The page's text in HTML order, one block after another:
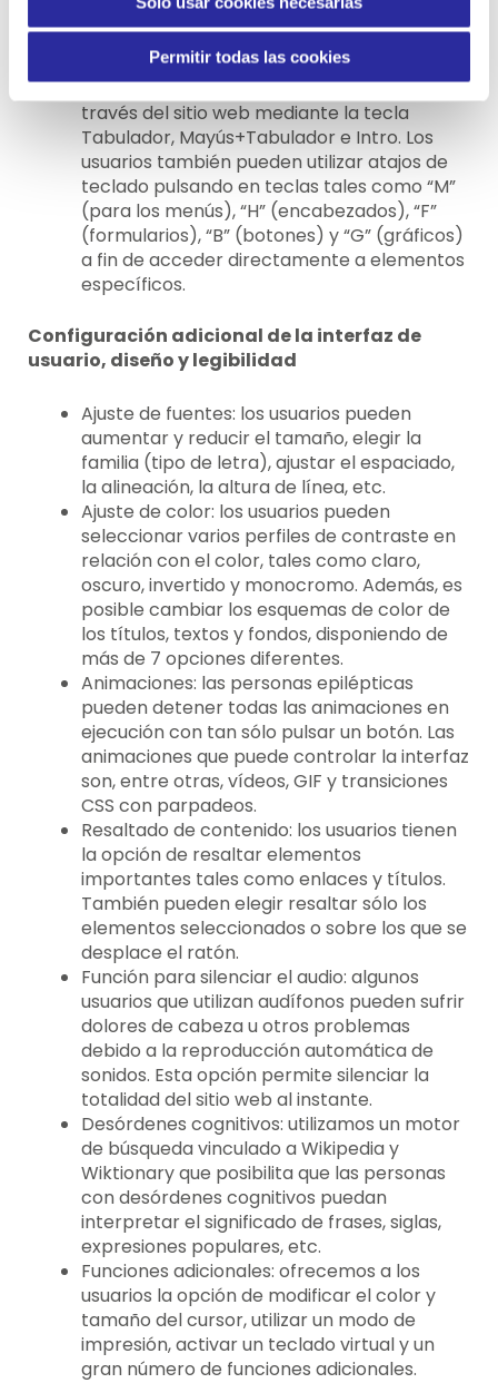
Permitir todas las cookies
Perfil de navegación para teclado
(personas con discapacidades motrices):
este perfil permite a las personas que
sufren discapacidades motrices navegar a
través del sitio web mediante la tecla
Tabulador, Mayús+Tabulador e Intro. Los
usuarios también pueden utilizar atajos de
teclado pulsando en teclas tales como “M”
(para los menús), “H” (encabezados), “F”
(formularios), “B” (botones) y “G” (gráficos)
a fin de acceder directamente a elementos
específicos.
Configuración adicional de la interfaz de
usuario, diseño y legibilidad
Ajuste de fuentes: los usuarios pueden
aumentar y reducir el tamaño, elegir la
familia (tipo de letra), ajustar el espaciado,
la alineación, la altura de línea, etc.
Ajuste de color: los usuarios pueden
seleccionar varios perfiles de contraste en
relación con el color, tales como claro,
oscuro, invertido y monocromo. Además, es
posible cambiar los esquemas de color de
los títulos, textos y fondos, disponiendo de
más de 7 opciones diferentes.
Animaciones: las personas epilépticas
pueden detener todas las animaciones en
ejecución con tan sólo pulsar un botón. Las
animaciones que puede controlar la interfaz
son, entre otras, vídeos, GIF y transiciones
CSS con parpadeos.
Resaltado de contenido: los usuarios tienen
la opción de resaltar elementos
importantes tales como enlaces y títulos.
También pueden elegir resaltar sólo los
elementos seleccionados o sobre los que se
desplace el ratón.
Función para silenciar el audio: algunos
usuarios que utilizan audífonos pueden sufrir
dolores de cabeza u otros problemas
debido a la reproducción automática de
sonidos. Esta opción permite silenciar la
totalidad del sitio web al instante.
Desórdenes cognitivos: utilizamos un motor
de búsqueda vinculado a Wikipedia y
Wiktionary que posibilita que las personas
con desórdenes cognitivos puedan
interpretar el significado de frases, siglas,
expresiones populares, etc.
Funciones adicionales: ofrecemos a los
usuarios la opción de modificar el color y
tamaño del cursor, utilizar un modo de
impresión, activar un teclado virtual y un
gran número de funciones adicionales.